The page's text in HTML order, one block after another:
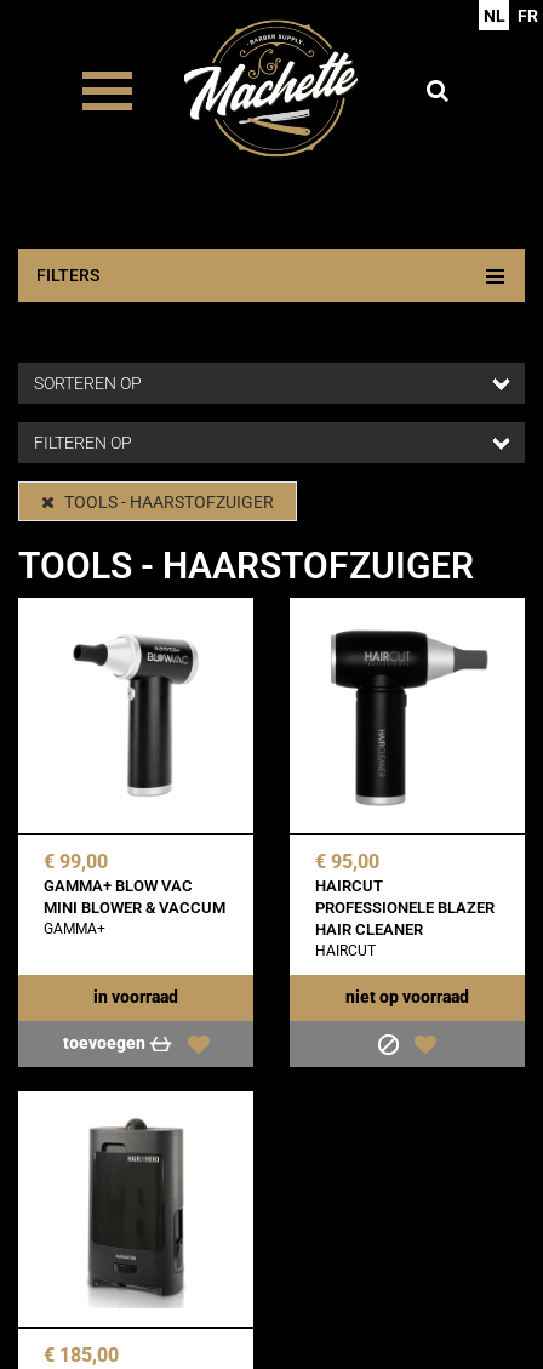
NL FR
FILTERS
TOOLS - HAARSTOFZUIGER
TOOLS - HAARSTOFZUIGER
€ 99,00
GAMMA+ BLOW VAC
MINI BLOWER & VACCUM
GAMMA+
in voorraad
toevoegen
€ 95,00
HAIRCUT
PROFESSIONELE BLAZER
HAIR CLEANER
HAIRCUT
niet op voorraad
€ 185,00